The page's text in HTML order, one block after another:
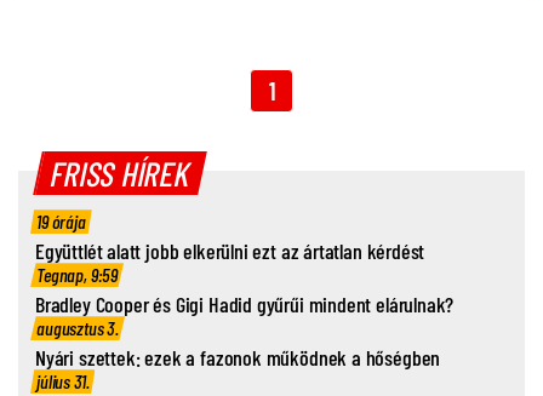
1
FRISS HÍREK
19 órája
Együttlét alatt jobb elkerülni ezt az ártatlan kérdést
Tegnap, 9:59
Bradley Cooper és Gigi Hadid gyűrűi mindent elárulnak?
augusztus 3.
Nyári szettek: ezek a fazonok működnek a hőségben
július 31.